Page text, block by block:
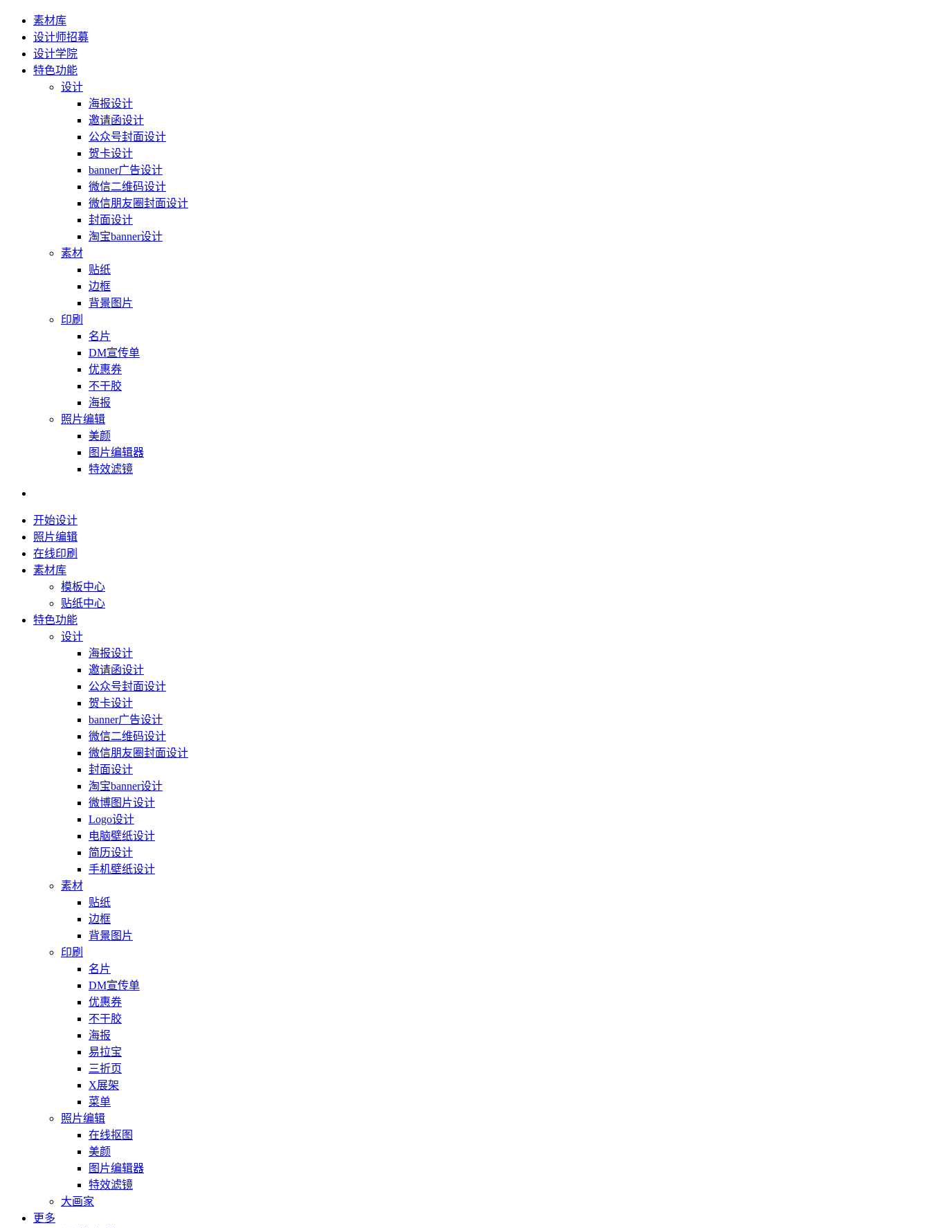
素材库
设计师招募
设计学院
特色功能
设计
海报设计
邀请函设计
公众号封面设计
贺卡设计
banner广告设计
微信二维码设计
微信朋友圈封面设计
封面设计
淘宝banner设计
素材
贴纸
边框
背景图片
印刷
名片
DM宣传单
优惠券
不干胶
海报
照片编辑
美颜
图片编辑器
特效滤镜
开始设计
照片编辑
在线印刷
素材库
模板中心
贴纸中心
特色功能
设计
海报设计
邀请函设计
公众号封面设计
贺卡设计
banner广告设计
微信二维码设计
微信朋友圈封面设计
封面设计
淘宝banner设计
微博图片设计
Logo设计
电脑壁纸设计
简历设计
手机壁纸设计
素材
贴纸
边框
背景图片
印刷
名片
DM宣传单
优惠券
不干胶
海报
易拉宝
三折页
X展架
菜单
照片编辑
在线抠图
美颜
图片编辑器
特效滤镜
大画家
更多